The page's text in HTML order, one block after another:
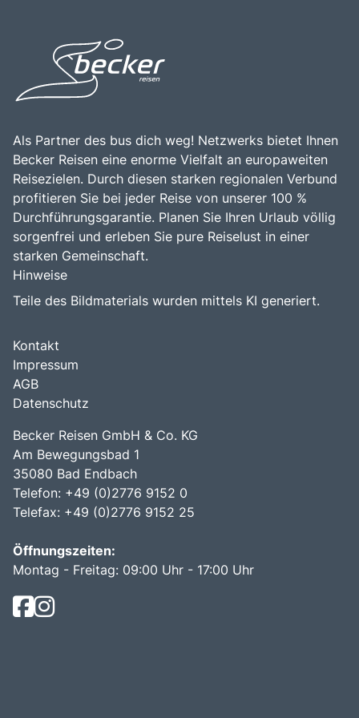
Sehenswürdigkeiten macht Ostfriesland zu einem
bereichernden Erlebnis für alle, die die Faszination dieser
einzigartigen Region entdecken möchten.
Als Partner des bus dich weg! Netzwerks bietet Ihnen
Becker Reisen eine enorme Vielfalt an europaweiten
Reisezielen. Durch diesen starken regionalen Verbund
profitieren Sie bei jeder Reise von unserer 100 %
Durchführungsgarantie. Planen Sie Ihren Urlaub völlig
sorgenfrei und erleben Sie pure Reiselust in einer
starken Gemeinschaft.
Hinweise
Teile des Bildmaterials wurden mittels KI generiert.
Kontakt
Impressum
AGB
Datenschutz
Becker Reisen GmbH & Co. KG
Am Bewegungsbad 1
35080 Bad Endbach
Telefon: +49 (0)2776 9152 0
Telefax: +49 (0)2776 9152 25
Öffnungszeiten:
Montag - Freitag: 09:00 Uhr - 17:00 Uhr